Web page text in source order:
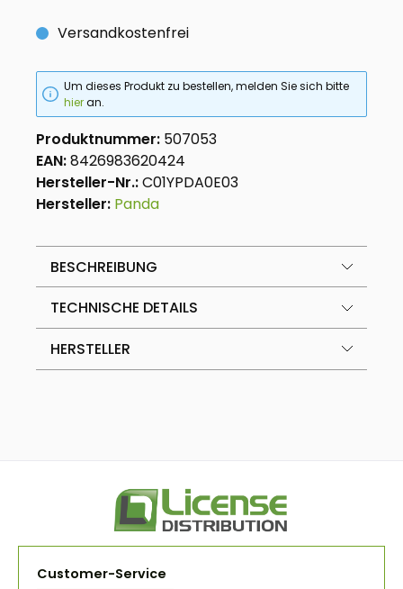
Versandkostenfrei
Um dieses Produkt zu bestellen, melden Sie sich bitte
hieran.
Produktnummer: 507053
EAN:8426983620424
Hersteller-Nr.:C01YPDA0E03
Hersteller: Panda
BESCHREIBUNG
TECHNISCHE DETAILS
HERSTELLER
Customer-Service